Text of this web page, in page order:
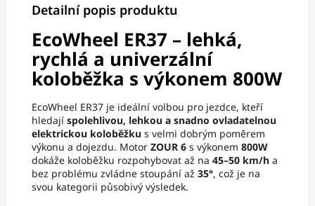
Detailní popis produktu
EcoWheel ER37 – lehká,
rychlá a univerzální
koloběžka s výkonem 800W
EcoWheel ER37 je ideální volbou pro jezdce, kteří
hledají spolehlivou, lehkou a snadno ovladatelnou
elektrickou koloběžku s velmi dobrým poměrem
výkonu a dojezdu. Motor ZOUR 6 s výkonem 800W
dokáže koloběžku rozpohybovat až na 45–50 km/h a
bez problému zvládne stoupání až 35°, což je na
svou kategorii působivý výsledek.